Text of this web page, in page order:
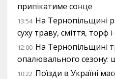
припікатиме сонце
13:54 На Тернопільщині
суху траву, сміття, торф і
12:00 На Тернопільщині
опалювального сезону:
10:22 Поїзди в Україні